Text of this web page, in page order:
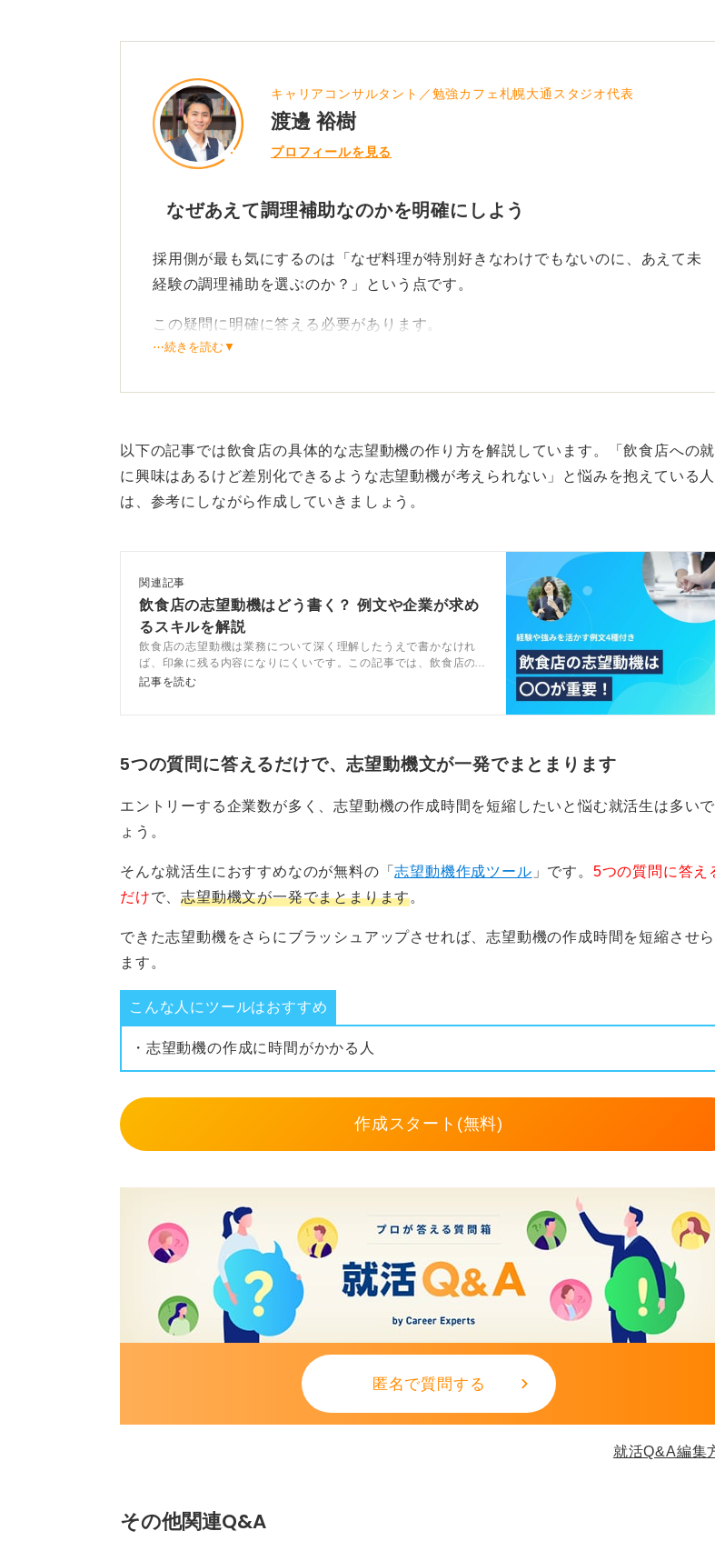
キャリアコンサルタント／勉強カフェ札幌大通スタジオ代表
渡邊 裕樹
プロフィールを見る
なぜあえて調理補助なのかを明確にしよう
採用側が最も気にするのは「なぜ料理が特別好きなわけでもないのに、あえて未
経験の調理補助を選ぶのか？」という点です。
この疑問に明確に答える必要があります。
徹底した業務理解と自己分析をおこなえば志望動機が見えてくる
サーチが必要です。働く場所（病院、学校、施設など）によって、求められるこ
とはまったく異なります。
たとえば、病院であれば徹底した衛生管理、温度管理、食材の刻み方など、厳格
なルール遵守が求められるます。
反対に共通点として、大量に調理することになるなので、体力が求められます。
準備することができます。
⋯続きを読む▼
以下の記事では飲食店の具体的な志望動機の作り方を解説しています。「飲食店への
に興味はあるけど差別化できるような志望動機が考えられない」と悩みを抱えている人
は、参考にしながら作成していきましょう。
関連記事
飲食店の志望動機はどう書く？ 例文や企業が求め
るスキルを解説
飲食店の志望動機は業務について深く理解したうえで書かなけれ
ば、印象に残る内容になりにくいです。この記事では、飲食店の
志望動機の考え方や伝え方をキャリアコンサルタントと解説しま
記事を読む
5つの質問に答えるだけで、志望動機文が一発でまとまります
エントリーする企業数が多く、志望動機の作成時間を短縮したいと悩む就活生は多い
ょう。
そんな就活生におすすめなのが無料の「志望動機作成ツール 」です。 5つの質問に答え
だけで、志望動機文が一発でまとまります。
できた志望動機をさらにブラッシュアップさせれば、志望動機の作成時間を短縮させ
ます。
こんな人にツールはおすすめ
・志望動機の作成に時間がかかる人
作成スタート(無料)
匿名で質問する
就活Q&A編集
その他関連Q&A